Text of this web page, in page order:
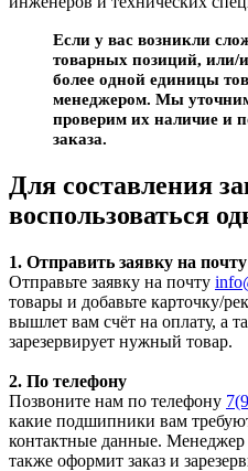
Если у вас возникли
товарных позиций, или/
более одной единицы
менеджером. Мы
проверим их наличие и
заказа.
Для составления
воспользоваться
1. Отправить заявку на почту
Отправьте заявку на почту
товары и добавьте карточку/
вышлет вам счёт на оплату, а
зарезервирует нужный товар.
2. По телефону
Позвоните нам по телефону
какие подшипники вам
контактные данные. Менеджер
также оформит заказ и